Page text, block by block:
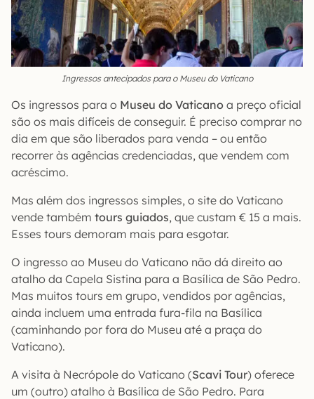
Ingressos antecipados para o Museu do Vaticano
Os ingressos para o Museu do Vaticano a preço oficial
são os mais difíceis de conseguir. É preciso comprar no
dia em que são liberados para venda – ou então
recorrer às agências credenciadas, que vendem com
acréscimo.
Mas além dos ingressos simples, o site do Vaticano
vende também tours guiados, que custam € 15 a mais.
Esses tours demoram mais para esgotar.
O ingresso ao Museu do Vaticano não dá direito ao
atalho da Capela Sistina para a Basílica de São Pedro.
Mas muitos tours em grupo, vendidos por agências,
ainda incluem uma entrada fura-fila na Basílica
(caminhando por fora do Museu até a praça do
Vaticano).
A visita à Necrópole do Vaticano (Scavi Tour) oferece
um (outro) atalho à Basílica de São Pedro. Para